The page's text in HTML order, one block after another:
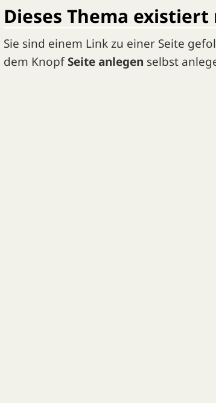
Dieses Thema
Sie sind einem Link zu einer Seite
dem KnopfSeite anlegen selbst